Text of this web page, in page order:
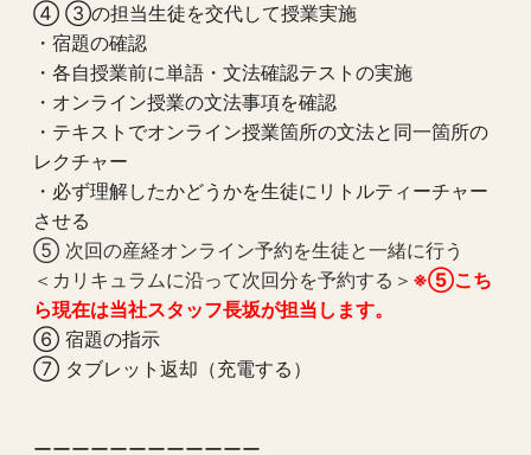
④ ③の担当生徒を交代して授業実施
・宿題の確認
・各自授業前に単語・文法確認テストの実施
・オンライン授業の文法事項を確認
・テキストでオンライン授業箇所の文法と同一箇所の
レクチャー
・必ず理解したかどうかを生徒にリトルティーチャー
させる
⑤ 次回の産経オンライン予約を生徒と一緒に行う
＜ カリキュラムに沿って次回分を予約する＞ ※⑤こち
ら現在は当社スタッフ長坂が担当します。
⑥ 宿題の指示
⑦ タブレット返却（充電する）
ーーーーーーーーーーーー